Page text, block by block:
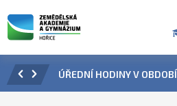
ÚŘEDNÍ HODINY V